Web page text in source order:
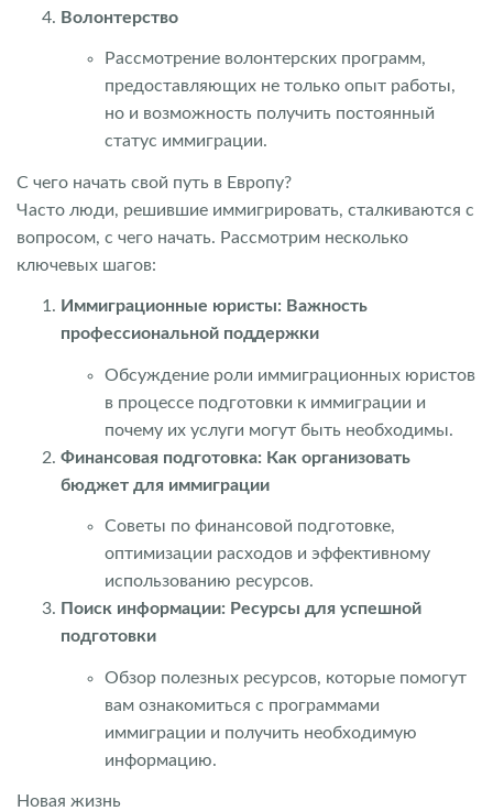
Волонтерство
Рассмотрение волонтерских программ,
предоставляющих не только опыт работы,
но и возможность получить постоянный
статус иммиграции.
С чего начать свой путь в Европу?
Часто люди, решившие иммигрировать, сталкиваются с
вопросом, с чего начать. Рассмотрим несколько
ключевых шагов:
Иммиграционные юристы: Важность
профессиональной поддержки
Обсуждение роли иммиграционных юристов
в процессе подготовки к иммиграции и
почему их услуги могут быть необходимы.
Финансовая подготовка: Как организовать
бюджет для иммиграции
Советы по финансовой подготовке,
оптимизации расходов и эффективному
использованию ресурсов.
Поиск информации: Ресурсы для успешной
подготовки
Обзор полезных ресурсов, которые помогут
вам ознакомиться с программами
иммиграции и получить необходимую
информацию.
Новая жизнь